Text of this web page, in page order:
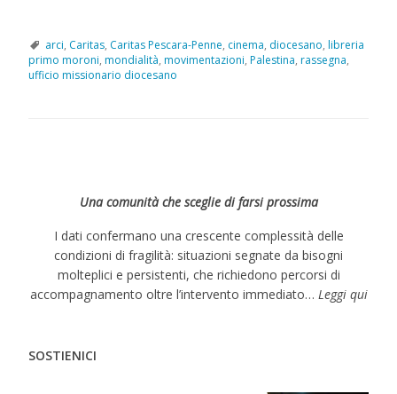
arci, Caritas, Caritas Pescara-Penne, cinema, diocesano,libreria
primo moroni,mondialità,movimentazioni,Palestina,rassegna,
ufficio missionario diocesano
Una comunità che sceglie di farsi prossima
I dati confermano una crescente complessità delle
condizioni di fragilità: situazioni segnate da bisogni
molteplici e persistenti, che richiedono percorsi di
accompagnamento oltre l’intervento immediato… Leggi qui
SOSTIENICI